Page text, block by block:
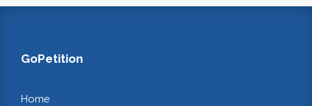
GoPetition
Home